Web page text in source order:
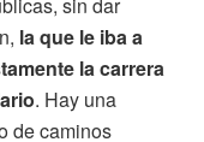
la que le iba a
la carrera
. Hay una
de caminos